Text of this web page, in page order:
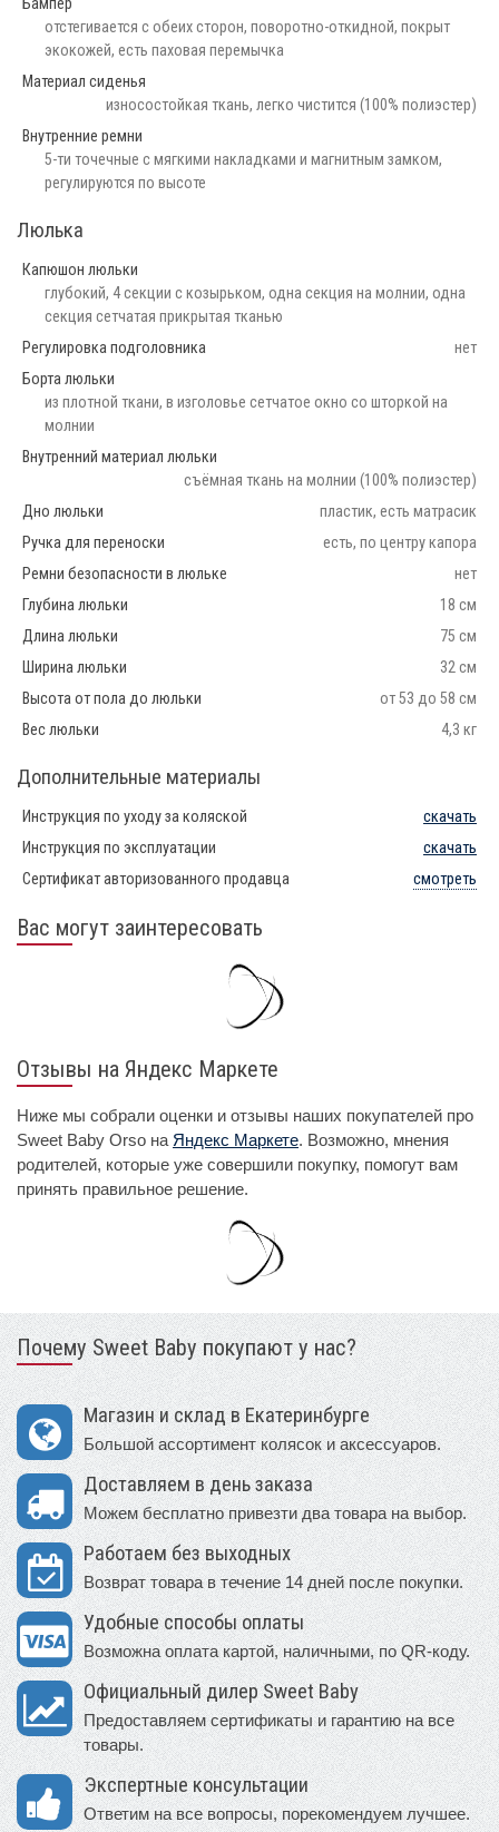
Бампер
отстегивается с обеих сторон, поворотно-откидной, покрыт
экокожей, есть паховая перемычка
Материал сиденья
износостойкая ткань, легко чистится (100% полиэстер)
Внутренние ремни
5-ти точечные с мягкими накладками и магнитным замком,
регулируются по высоте
Люлька
Капюшон люльки
глубокий, 4 секции с козырьком, одна секция на молнии, одна
секция сетчатая прикрытая тканью
Регулировка подголовника
нет
Борта люльки
из плотной ткани, в изголовье сетчатое окно со шторкой на
молнии
Внутренний материал люльки
съёмная ткань на молнии (100% полиэстер)
Дно люльки
пластик, есть матрасик
Ручка для переноски
есть, по центру капора
Ремни безопасности в люльке
нет
Глубина люльки
18 см
Длина люльки
75 см
Ширина люльки
32 см
Высота от пола до люльки
от 53 до 58 см
Вес люльки
4,3 кг
Дополнительные материалы
Инструкция по уходу за коляской
скачать
Инструкция по эксплуатации
скачать
Сертификат авторизованного продавца
смотреть
Вас могут заинтересовать
Отзывы на Яндекс Маркете
Ниже мы собрали оценки и отзывы наших покупателей про
Sweet Baby Orso на Яндекс Маркете. Возможно, мнения
родителей, которые уже совершили покупку, помогут вам
принять правильное решение.
Почему Sweet Baby покупают у нас?
Магазин и склад в Екатеринбурге
Большой ассортимент колясок и аксессуаров.
Доставляем в день заказа
Можем бесплатно привезти два товара на выбор.
Работаем без выходных
Возврат товара в течение 14 дней после покупки.
Удобные способы оплаты
Возможна оплата картой, наличными, по QR-коду.
Официальный дилер Sweet Baby
Предоставляем сертификаты и гарантию на все
товары.
Экспертные консультации
Ответим на все вопросы, порекомендуем лучшее.